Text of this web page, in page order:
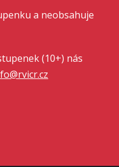
a neobsahuje
(10+) nás